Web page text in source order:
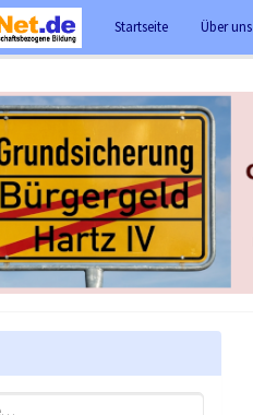
Startseite Über uns